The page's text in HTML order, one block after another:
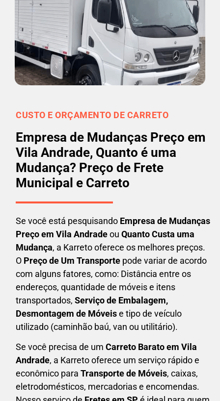
CUSTO E ORÇAMENTO DE CARRETO
Empresa de Mudanças Preço em
Vila Andrade, Quanto é uma
Mudança? Preço de Frete
Municipal e Carreto
Se você está pesquisando Empresa de Mudanças
Preço em Vila Andradeou Quanto Custa uma
Mudança, a Karreto oferece os melhores preços.
O Preço de Um Transporte pode variar de acordo
com alguns fatores, como: Distância entre os
endereços, quantidade de móveis e itens
transportados, Serviço de Embalagem,
Desmontagem de Móveise tipo de veículo
utilizado (caminhão baú, van ou utilitário).
Se você precisa de um Carreto Barato em Vila
Andrade, a Karreto oferece um serviço rápido e
econômico para Transporte de Móveis, caixas,
eletrodomésticos, mercadorias e encomendas.